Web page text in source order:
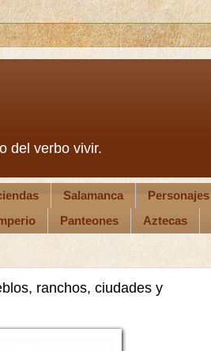
del verbo vivir.
Salamanca Personajes
Panteones Aztecas
ranchos, ciudades y